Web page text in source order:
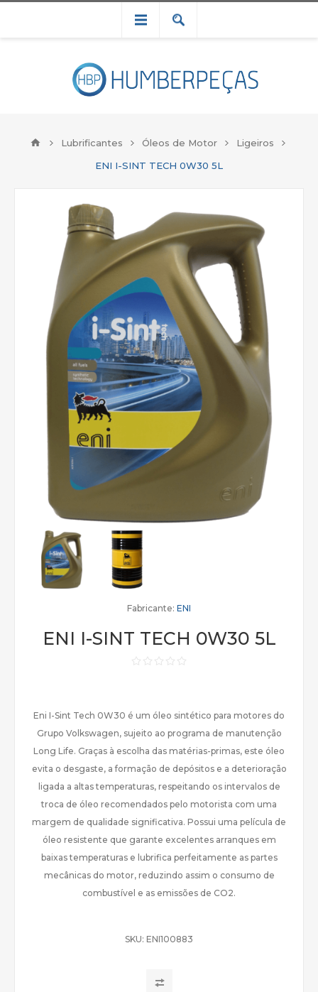
Lubrificantes Óleos de Motor
Ligeiros
ENI I-SINT TECH 0W30 5L
Fabricante: ENI
ENI I-SINT TECH 0W30 5L
Eni I-Sint Tech 0W30 é um óleo sintético para motores do
Grupo Volkswagen, sujeito ao programa de manutenção
Long Life. Graças à escolha das matérias-primas, este óleo
evita o desgaste, a formação de depósitos e a deterioração
ligada a altas temperaturas, respeitando os intervalos de
troca de óleo recomendados pelo motorista com uma
margem de qualidade significativa. Possui uma película de
óleo resistente que garante excelentes arranques em
baixas temperaturas e lubrifica perfeitamente as partes
mecânicas do motor, reduzindo assim o consumo de
combustível e as emissões de CO2.
SKU: ENI100883